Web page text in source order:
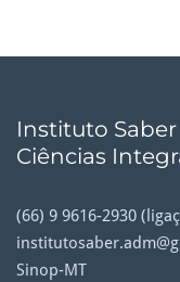
Instituto
Ciências
(66) 9 9616-2930
Sinop-MT